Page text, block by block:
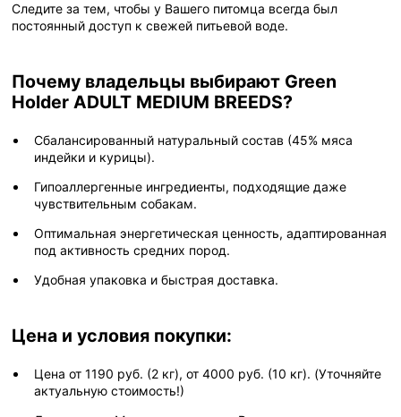
Следите за тем, чтобы у Вашего питомца всегда был
постоянный доступ к свежей питьевой воде.
Почему владельцы выбирают Green
Holder ADULT MEDIUM BREEDS?
Сбалансированный натуральный состав (45% мяса
индейки и курицы).
Гипоаллергенные ингредиенты, подходящие даже
чувствительным собакам.
Оптимальная энергетическая ценность, адаптированная
под активность средних пород.
Удобная упаковка и быстрая доставка.
Цена и условия покупки:
Цена от 1190 руб. (2 кг), от 4000 руб. (10 кг). (Уточняйте
актуальную стоимость!)